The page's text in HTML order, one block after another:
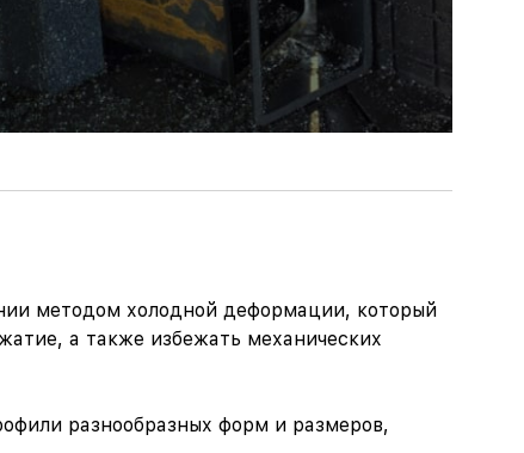
методом холодной деформации, который
а также избежать механических
разнообразных форм и размеров,